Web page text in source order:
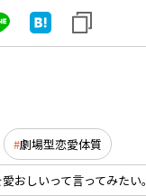
劇場型恋愛体質
おしいって言ってみたい。